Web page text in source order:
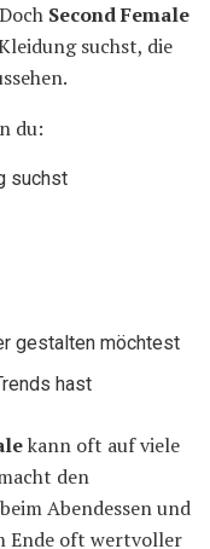
Second Female
suchst, die
du:
suchst
gestalten möchtest
hast
kann oft auf viele
den
Abendessen und
Ende oft wertvoller